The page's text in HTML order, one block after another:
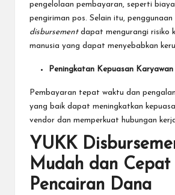
pengelolaan pembayaran, seperti
pengiriman pos. Selain itu, penggunaan
disbursementdapat mengurangi risiko
manusia yang dapat menyebabkan
Peningkatan Kepuasan
Pembayaran tepat waktu dan
yang baik dapat meningkatkan
vendor dan memperkuat hubungan
YUKK
Mudah dan Cepat
Pencairan Dana